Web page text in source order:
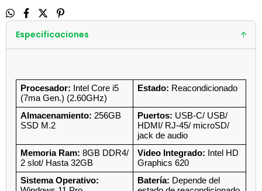
Especificaciones
Procesador: Intel Core i5
(7ma Gen.) (2.60GHz)
Estado: Reacondicionado
Almacenamiento: 256GB
SSD M.2
Puertos: USB-C/ USB/
HDMI/ RJ-45/ microSD/
jack de audio
Memoria Ram: 8GB DDR4/
2 slot/ Hasta 32GB
Video Integrado: Intel HD
Graphics 620
Sistema Operativo:
Batería: Depende del